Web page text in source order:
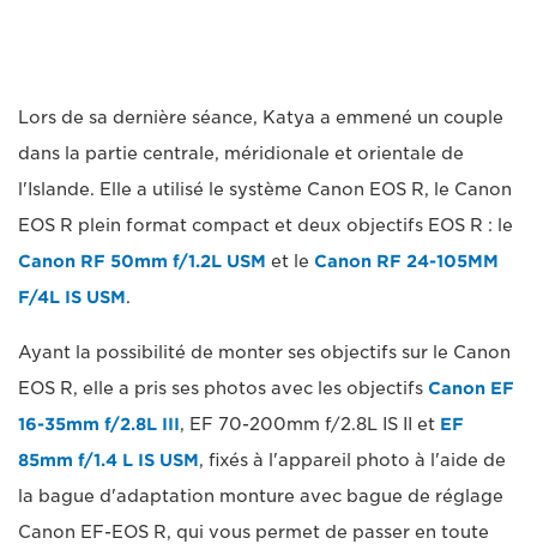
Lors de sa dernière séance, Katya a emmené un couple
dans la partie centrale, méridionale et orientale de
l'Islande. Elle a utilisé le système Canon EOS R, le Canon
EOS R plein format compact et deux objectifs EOS R : le
Canon RF 50mm f/1.2L USM et le Canon RF 24-105MM
F/4L IS USM.
Ayant la possibilité de monter ses objectifs sur le Canon
EOS R, elle a pris ses photos avec les objectifs Canon EF
16-35mm f/2.8L III, EF 70-200mm f/2.8L IS II et EF
85mm f/1.4 L IS USM, fixés à l'appareil photo à l'aide de
la bague d'adaptation monture avec bague de réglage
Canon EF-EOS R, qui vous permet de passer en toute